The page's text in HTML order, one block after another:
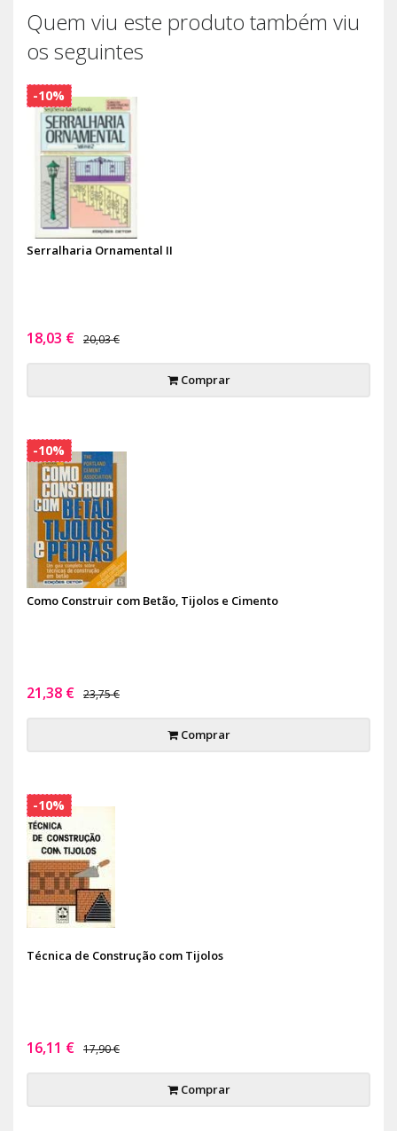
Quem viu este produto também viu
os seguintes
Serralharia Ornamental II
18,03 € 20,03 €
Comprar
-10%
Como Construir com Betão, Tijolos e Cimento
21,38 € 23,75 €
Comprar
-10%
Técnica de Construção com Tijolos
16,11 € 17,90 €
Comprar
-10%